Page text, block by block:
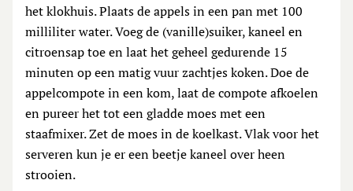
het klokhuis. Plaats de appels in een pan met 100
milliliter water. Voeg de (vanille)suiker, kaneel en
citroensap toe en laat het geheel gedurende 15
minuten op een matig vuur zachtjes koken. Doe de
appelcompote in een kom, laat de compote afkoelen
en pureer het tot een gladde moes met een
staafmixer. Zet de moes in de koelkast. Vlak voor het
serveren kun je er een beetje kaneel over heen
strooien.